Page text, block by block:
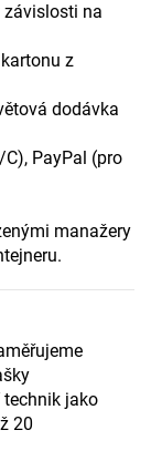
závislosti na
z
dodávka
PayPal (pro
manažery
jako
20